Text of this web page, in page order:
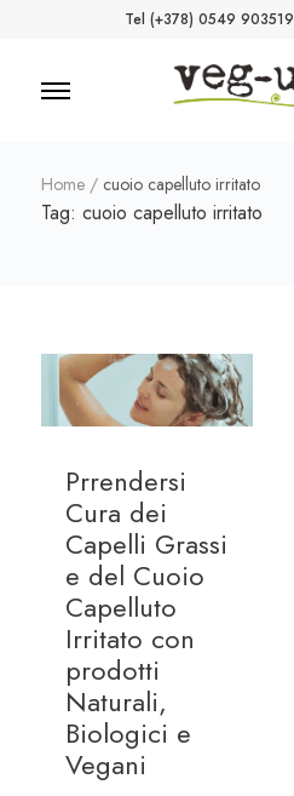
Tel (+378) 0549 903519
Home / cuoio capelluto irritato
Tag: cuoio capelluto irritato
Prrendersi
Cura dei
Capelli Grassi
e del Cuoio
Capelluto
Irritato con
prodotti
Naturali,
Biologici e
Vegani